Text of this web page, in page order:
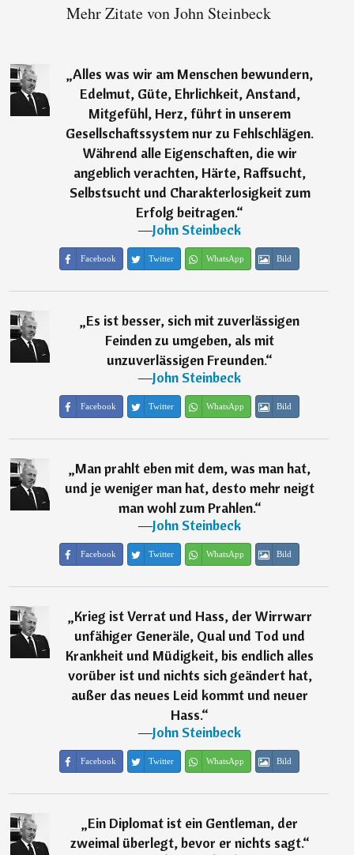
Mehr Zitate von John Steinbeck
„Alles was wir am Menschen bewundern,
Edelmut, Güte, Ehrlichkeit, Anstand,
Mitgefühl, Herz, führt in unserem
Gesellschaftssystem nur zu Fehlschlägen.
Während alle Eigenschaften, die wir
angeblich verachten, Härte, Raffsucht,
Selbstsucht und Charakterlosigkeit zum
Erfolg beitragen.“
―John Steinbeck
Facebook Twitter WhatsApp Bild
„Es ist besser, sich mit zuverlässigen
Feinden zu umgeben, als mit
unzuverlässigen Freunden.“
―John Steinbeck
Facebook Twitter WhatsApp Bild
„Man prahlt eben mit dem, was man hat,
und je weniger man hat, desto mehr neigt
man wohl zum Prahlen.“
―John Steinbeck
Facebook Twitter WhatsApp Bild
„Krieg ist Verrat und Hass, der Wirrwarr
unfähiger Generäle, Qual und Tod und
Krankheit und Müdigkeit, bis endlich alles
vorüber ist und nichts sich geändert hat,
außer das neues Leid kommt und neuer
Hass.“
―John Steinbeck
Facebook Twitter WhatsApp Bild
„Ein Diplomat ist ein Gentleman, der
zweimal überlegt, bevor er nichts sagt.“